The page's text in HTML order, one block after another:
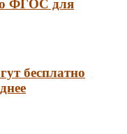
ФГОС для
бесплатно